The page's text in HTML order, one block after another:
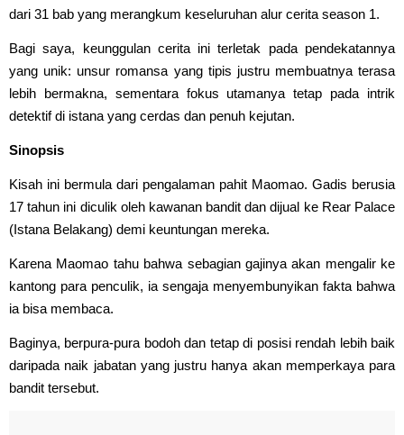
dari 31 bab yang merangkum keseluruhan alur cerita season 1.
Bagi saya, keunggulan cerita ini terletak pada pendekatannya
yang unik: unsur romansa yang tipis justru membuatnya terasa
lebih bermakna, sementara fokus utamanya tetap pada intrik
detektif di istana yang cerdas dan penuh kejutan.
Sinopsis
Kisah ini bermula dari pengalaman pahit Maomao. Gadis berusia
17 tahun ini diculik oleh kawanan bandit dan dijual ke Rear Palace
(Istana Belakang) demi keuntungan mereka.
Karena Maomao tahu bahwa sebagian gajinya akan mengalir ke
kantong para penculik, ia sengaja menyembunyikan fakta bahwa
ia bisa membaca.
Baginya, berpura-pura bodoh dan tetap di posisi rendah lebih baik
daripada naik jabatan yang justru hanya akan memperkaya para
bandit tersebut.